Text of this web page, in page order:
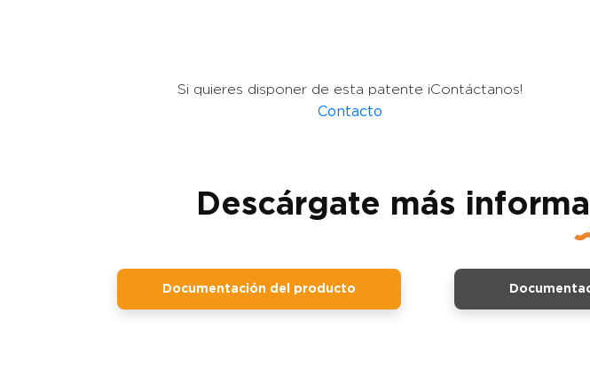
Si quieres disponer de esta patente ¡Contáctanos!
Contacto
Descárgate más
Documentación del producto